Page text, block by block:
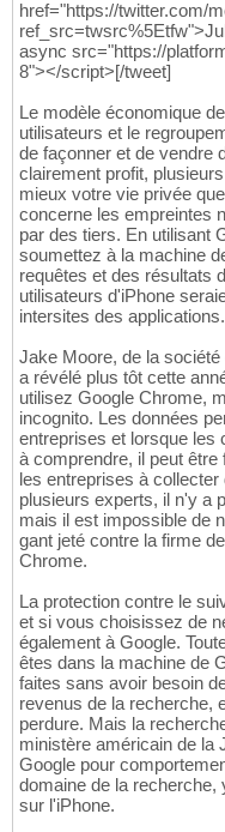
href="https://twitter.com/
async src="https://
8"></script>[/tweet]
Le modèle économique
utilisateurs et le
de façonner et de vendre
clairement profit,
mieux votre vie privée
concerne les empreintes
par des tiers. En utilisant
soumettez à la machine
requêtes et des résultats
utilisateurs d'iPhone
intersites des applications.
Jake Moore, de la
a révélé plus tôt cette
utilisez Google Chrome,
incognito. Les données
entreprises et lorsque les
à comprendre, il peut
les entreprises à
plusieurs experts, il n'y a
mais il est impossible de
gant jeté contre la firme
Chrome.
La protection contre le
et si vous choisissez de
également à Google.
êtes dans la machine de
faites sans avoir besoin
revenus de la recherche,
perdure. Mais la
ministère américain de la
Google pour
domaine de la
sur l'iPhone.